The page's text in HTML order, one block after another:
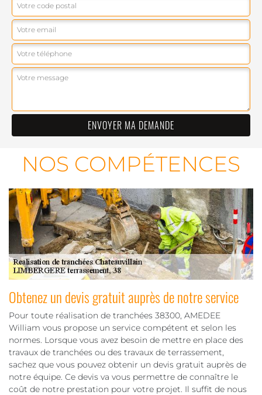
NOS COMPÉTENCES
Obtenez un devis gratuit auprès de notre service
Pour toute réalisation de tranchées 38300, AMEDEE
William vous propose un service compétent et selon les
normes. Lorsque vous avez besoin de mettre en place des
travaux de tranchées ou des travaux de terrassement,
sachez que vous pouvez obtenir un devis gratuit auprès de
notre équipe. Ce devis va vous permettre de connaître le
coût de notre prestation pour votre projet. Il suffit de nous